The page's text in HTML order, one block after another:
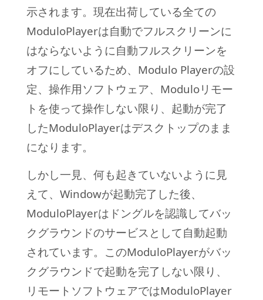
示されます。現在出荷している全ての
ModuloPlayerは自動でフルスクリーンに
はならないように自動フルスクリーンを
オフにしているため、Modulo Playerの設
定、操作用ソフトウェア、Moduloリモー
トを使って操作しない限り、起動が完了
したModuloPlayerはデスクトップのまま
になります。
しかし一見、何も起きていないように見
えて、Windowが起動完了した後、
ModuloPlayerはドングルを認識してバッ
クグラウンドのサービスとして自動起動
されています。このModuloPlayerがバッ
クグラウンドで起動を完了しない限り、
リモートソフトウェアではModuloPlayer